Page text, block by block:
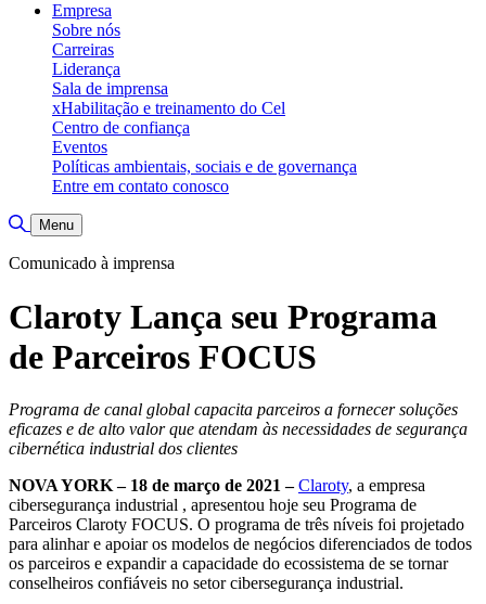
Empresa
Sobre nós
Carreiras
Liderança
Sala de imprensa
xHabilitação e treinamento do Cel
Centro de confiança
Eventos
Políticas ambientais, sociais e de governança
Entre em contato conosco
Alternar pesquisa
Menu
Comunicado à imprensa
Claroty Lança seu Programa
de Parceiros FOCUS
Programa de canal global capacita parceiros a fornecer soluções
eficazes e de alto valor que atendam às necessidades de segurança
cibernética industrial dos clientes
NOVA YORK – 18 de março de 2021 – Claroty, a empresa
cibersegurança industrial , apresentou hoje seu Programa de
Parceiros Claroty FOCUS. O programa de três níveis foi projetado
para alinhar e apoiar os modelos de negócios diferenciados de todos
os parceiros e expandir a capacidade do ecossistema de se tornar
conselheiros confiáveis no setor cibersegurança industrial.